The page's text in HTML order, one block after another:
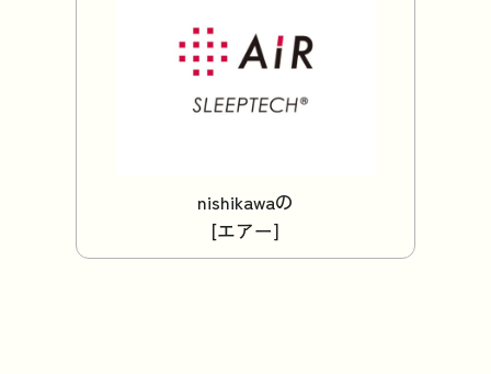
nishikawaの
[エアー]